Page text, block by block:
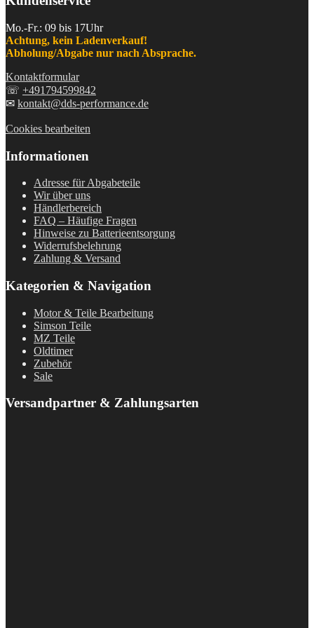
Mo.-Fr.: 09 bis 17Uhr
Achtung, kein Ladenverkauf!
Abholung/Abgabe nur nach Absprache.
Kontaktformular
☏ +491794599842
✉ kontakt@dds-performance.de
Cookies bearbeiten
Informationen
Adresse für Abgabeteile
Wir über uns
Händlerbereich
FAQ – Häufige Fragen
Hinweise zu Batterieentsorgung
Widerrufsbelehrung
Zahlung & Versand
Kategorien & Navigation
Motor & Teile Bearbeitung
Simson Teile
MZ Teile
Oldtimer
Zubehör
Sale
Versandpartner & Zahlungsarten